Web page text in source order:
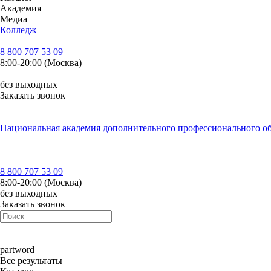
Академия
Медиа
Колледж
8 800 707 53 09
8:00-20:00 (Москва)
без выходных
Заказать звонок
Национальная академия дополнительного профессионального
8 800 707 53 09
8:00-20:00 (Москва)
без выходных
Заказать звонок
partword
Все результаты